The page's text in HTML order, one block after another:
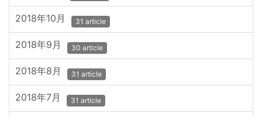
2018年10月 31 article
2018年9月 30 article
2018年8月 31 article
2018年7月 31 article